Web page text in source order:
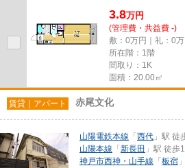
3.8万円
(管理費・共益費 -)
敷：0万円｜礼：0万
所在階：1階
間取り：1K
面積：20.00㎡
賃貸｜アパート 赤尾文化
山陽電鉄本線 「 西代 」駅 徒
山陽本線 「 新長田 」駅 徒歩
神戸市西神・山手線 「 板宿